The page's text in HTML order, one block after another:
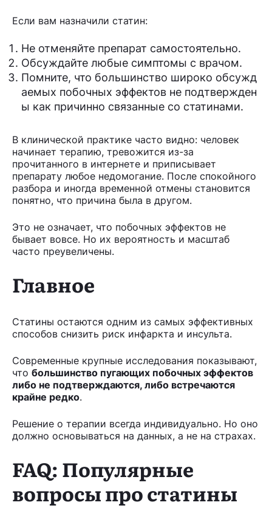
Если вам назначили статин:
Не отменяйте препарат самостоятельно.
Обсуждайте любые симптомы с врачом.
Помните, что большинство широко обсужд
аемых побочных эффектов не подтвержден
ы как причинно связанные со статинами.
В клинической практике часто видно: человек
начинает терапию, тревожится из-за
прочитанного в интернете и приписывает
препарату любое недомогание. После спокойного
разбора и иногда временной отмены становится
понятно, что причина была в другом.
Это не означает, что побочных эффектов не
бывает вовсе. Но их вероятность и масштаб
часто преувеличены.
Главное
Статины остаются одним из самых эффективных
способов снизить риск инфаркта и инсульта.
Современные крупные исследования показывают,
что большинство пугающих побочных эффектов
либо не подтверждаются, либо встречаются
крайне редко.
Решение о терапии всегда индивидуально. Но оно
должно основываться на данных, а не на страхах.
FAQ: Популярные
вопросы про статины